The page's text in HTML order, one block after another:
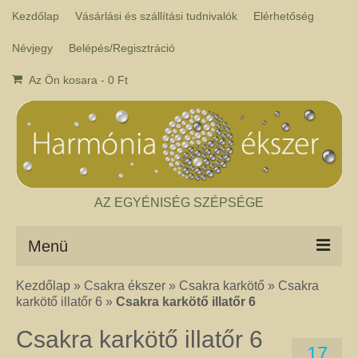
Kezdőlap Vásárlási és szállítási tudnivalók Elérhetőség
Névjegy Belépés/Regisztráció
Az Ön kosara - 0 Ft
AZ EGYÉNISÉG SZÉPSÉGE
Menü
Csakra ékszer
A kézműves csakra ékszer ásványai tulajdonképpen gyógyító kövek, amelyek
ékszerben minden csakrához tartozik egy kristály, és általában a kő színe
Kezdőlap » Csakra ékszer » Csakra karkötő » Csakra
karkötő illatőr 6 » Csakra karkötő illatőr 6
Csakra karkötő illatőr 6